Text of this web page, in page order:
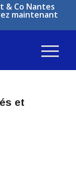
& Co Nantes
maintenant
et